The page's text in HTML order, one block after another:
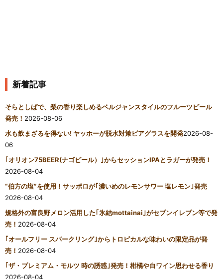
新着記事
そらとしばで、梨の香り楽しめるベルジャンスタイルのフルーツビール
発売！ 2026-08-06
水も飲まざるを得ない! ヤッホーが脱水対策ビアグラスを開発2026-08-
06
｢オリオン75BEER(ナゴビール）｣からセッションIPAとラガーが発売！
2026-08-04
“伯方の塩”を使用！サッポロが｢濃いめのレモンサワー 塩レモン｣発売
2026-08-04
規格外の富良野メロン活用した｢氷結mottainai｣がセブンイレブン等で発
売！ 2026-08-04
｢オールフリー スパークリング｣からトロピカルな味わいの限定品が発
売！ 2026-08-04
｢ザ・プレミアム・モルツ 時の誘惑｣発売！柑橘や白ワイン思わせる香り
2026-08-04